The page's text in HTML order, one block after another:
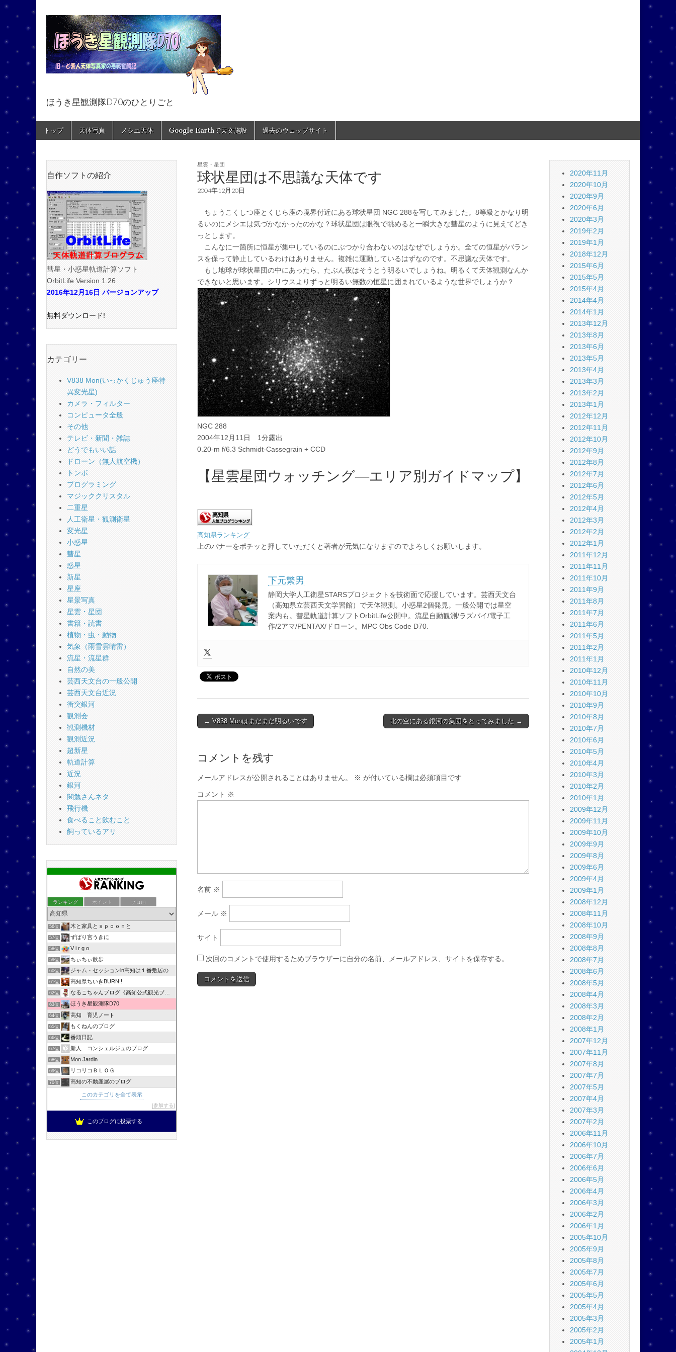
ほうき星観測隊D70のひとりごと
ほうき星観測隊D70のひとりごと
Main
menu
Skip
トップ 天体写真 メシエ天体 Google Earthで天文施設 過去のウェッブサイト
星雲・星団
球状星団は不思議な天体です
2004年12月20日
ちょうこくしつ座とくじら座の境界付近にある球状星団 NGC 288を写してみました。8等級とかなり明
るいのにメシエは気づかなかったのかな？球状星団は眼視で眺めると一瞬大きな彗星のように見えてどき
っとします。
こんなに一箇所に恒星が集中しているのにぶつかり合わないのはなぜでしょうか。全ての恒星がバラン
スを保って静止しているわけはありません。複雑に運動しているはずなのです。不思議な天体です。
もし地球が球状星団の中にあったら、たぶん夜はそうとう明るいでしょうね。明るくて天体観測なんか
できないと思います。シリウスよりずっと明るい無数の恒星に囲まれているような世界でしょうか？
NGC 288
2004年12月11日 1分露出
0.20-m f/6.3 Schmidt-Cassegrain + CCD
【星雲星団ウォッチング―エリア別ガイドマップ】
高知県ランキング
上のバナーをポチッと押していただくと著者が元気になりますのでよろしくお願いします。
下元繁男
静岡大学人工衛星STARSプロジェクトを技術面で応援しています。芸西天文台
（高知県立芸西天文学習館）で天体観測。小惑星2個発見。一般公開では星空
案内も。彗星軌道計算ソフトOrbitLife公開中。流星自動観測/ラズパイ/電子工
作/2アマ/PENTAX/ドローン。MPC Obs Code D70.
Post
← V838 Monはまだまだ明るいです 北の空にある銀河の集団をとってみました →
コメントを残す
メールアドレスが公開されることはありません。 ※ が付いている欄は必須項目です
コメント ※
名前 ※
メール ※
サイト
次回のコメントで使用するためブラウザーに自分の名前、メールアドレス、サイトを保存する。
自作ソフトの紹介
彗星・小惑星軌道計算ソフト
OrbitLife Version 1.26
2016年12月16日 バージョンアップ
無料ダウンロード!
カテゴリー
V838 Mon(いっかくじゅう座特
異変光星)
カメラ・フィルター
コンピュータ全般
その他
テレビ・新聞・雑誌
どうでもいい話
ドローン（無人航空機）
トンボ
プログラミング
マジッククリスタル
二重星
人工衛星・観測衛星
変光星
小惑星
彗星
惑星
新星
星座
星景写真
星雲・星団
書籍・読書
植物・虫・動物
気象（雨雪雲晴雷）
流星・流星群
自然の美
芸西天文台の一般公開
芸西天文台近況
衝突銀河
観測会
観測機材
観測近況
超新星
軌道計算
近況
銀河
関勉さんネタ
飛行機
食べること飲むこと
飼っているアリ
ランキング ポイント ブロ画
56位 木と家具とｓｐｏｏｎと
57位 ずばり言うきに
58位 V i r g o
59位 ちぃちぃ散歩
60位 ジャム・セッションin高知は１番敷居の低いセッションです！
61位 高知県ちいきBURN!!
62位 なるこちゃんブログ《高知公式観光ブログ》
63位 ほうき星観測隊D70
64位 高知 育児ノート
65位 もくねんのブログ
66位 番頭日記
67位 新人 コンシェルジュのブログ
68位 Mon Jardin
69位 リコリコＢＬＯＧ
70位 高知の不動産屋のブログ
このカテゴリを全て表示
参加する
このブログに投票する
2020年11月
2020年10月
2020年9月
2020年6月
2020年3月
2019年2月
2019年1月
2018年12月
2015年6月
2015年5月
2015年4月
2014年4月
2014年1月
2013年12月
2013年8月
2013年6月
2013年5月
2013年4月
2013年3月
2013年2月
2013年1月
2012年12月
2012年11月
2012年10月
2012年9月
2012年8月
2012年7月
2012年6月
2012年5月
2012年4月
2012年3月
2012年2月
2012年1月
2011年12月
2011年11月
2011年10月
2011年9月
2011年8月
2011年7月
2011年6月
2011年5月
2011年2月
2011年1月
2010年12月
2010年11月
2010年10月
2010年9月
2010年8月
2010年7月
2010年6月
2010年5月
2010年4月
2010年3月
2010年2月
2010年1月
2009年12月
2009年11月
2009年10月
2009年9月
2009年8月
2009年6月
2009年4月
2009年1月
2008年12月
2008年11月
2008年10月
2008年9月
2008年8月
2008年7月
2008年6月
2008年5月
2008年4月
2008年3月
2008年2月
2008年1月
2007年12月
2007年11月
2007年8月
2007年7月
2007年5月
2007年4月
2007年3月
2007年2月
2006年11月
2006年10月
2006年7月
2006年6月
2006年5月
2006年4月
2006年3月
2006年2月
2006年1月
2005年10月
2005年9月
2005年8月
2005年7月
2005年6月
2005年5月
2005年4月
2005年3月
2005年2月
2005年1月